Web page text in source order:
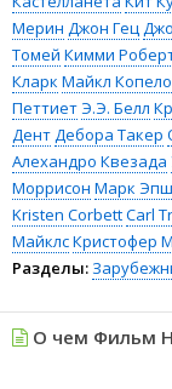
Мерин Джон Гец
Томей Кимми
Кларк Майкл
Петтиет Э.Э. Белл
Дент Дебора Такер
Алехандро Квезада
Моррисон Марк
Kristen CorbettCarl
МайклсКристофер
Разделы:
О чем Фильм